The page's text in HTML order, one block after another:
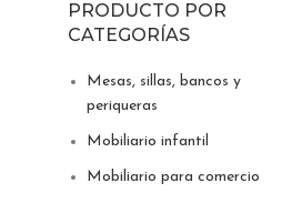
PRODUCTO POR
CATEGORÍAS
Mesas, sillas, bancos y
periqueras
Mobiliario infantil
Mobiliario para comercio